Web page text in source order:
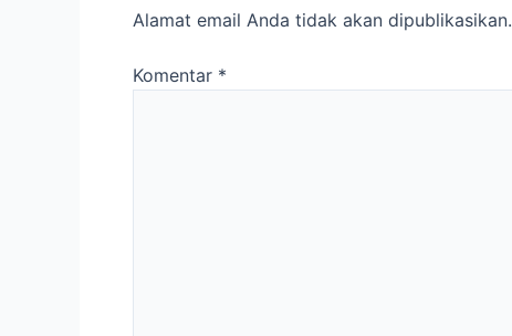
Alamat email Anda tidak akan dipublikasikan.
Komentar *